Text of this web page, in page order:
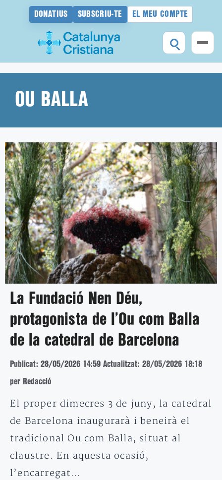
DONATIUS SUBSCRIU-TE EL MEU COMPTE
contingutOU BALLA
La Fundació Nen Déu,
protagonista de l’Ou com Balla
de la catedral de Barcelona
Publicat: 28/05/2026 14:59 Actualitzat: 28/05/2026 18:18
per Redacció
El proper dimecres 3 de juny, la catedral
de Barcelona inaugurarà i beneirà el
tradicional Ou com Balla, situat al
claustre. En aquesta ocasió,
l’encarregat…